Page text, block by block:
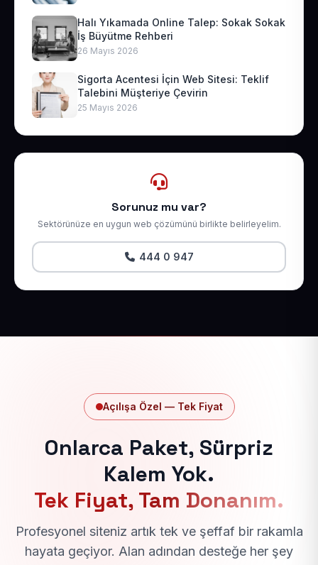
Halı Yıkamada Online Talep: Sokak Sokak
İş Büyütme Rehberi
26 Mayıs 2026
Sigorta Acentesi İçin Web Sitesi: Teklif
Talebini Müşteriye Çevirin
25 Mayıs 2026
Sorunuz mu var?
Sektörünüze en uygun web çözümünü birlikte belirleyelim.
444 0 947
Açılışa Özel — Tek Fiyat
Onlarca Paket, Sürpriz
Kalem Yok.
Tek Fiyat, Tam Donanım.
Profesyonel siteniz artık tek ve şeffaf bir rakamla
hayata geçiyor. Alan adından desteğe her şey